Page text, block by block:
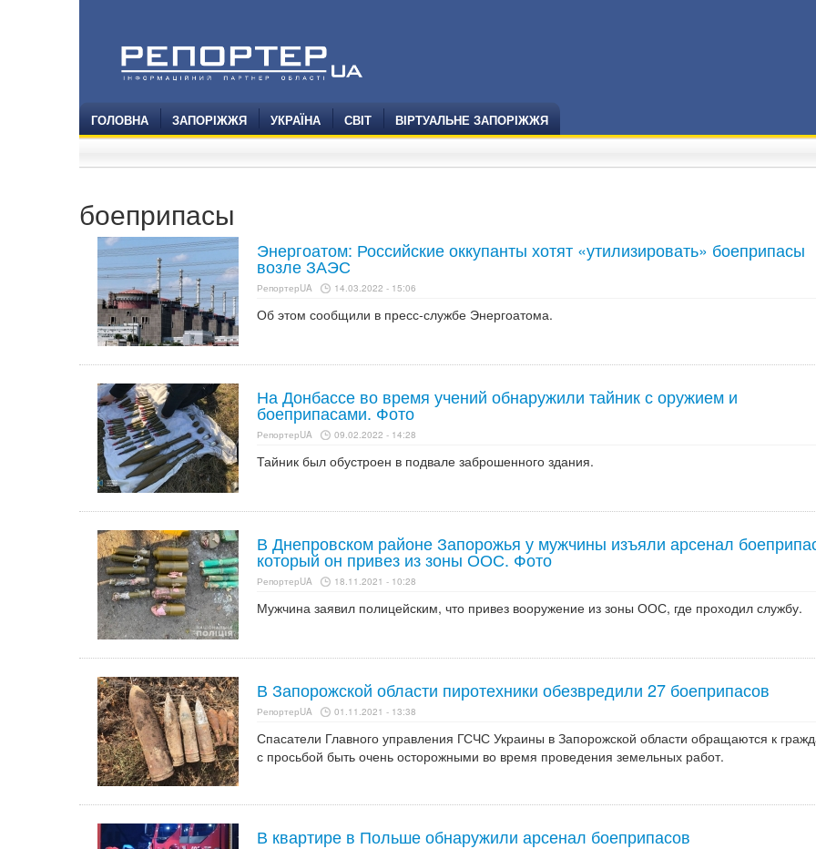
ГОЛОВНА ЗАПОРІЖЖЯ УКРАЇНА СВІТ ВІРТУАЛЬНЕ ЗАПОРІЖЖЯ
боеприпасы
Энергоатом: Российские оккупанты хотят «утилизировать» боеприпасы
возле ЗАЭС
РепортерUA 14.03.2022 - 15:06
Об этом сообщили в пресс-службе Энергоатома.
На Донбассе во время учений обнаружили тайник с оружием и
боеприпасами. Фото
РепортерUA 09.02.2022 - 14:28
Тайник был обустроен в подвале заброшенного здания.
В Днепровском районе Запорожья у мужчины изъяли арсенал
который он привез из зоны ООС. Фото
РепортерUA 18.11.2021 - 10:28
Мужчина заявил полицейским, что привез вооружение из зоны ООС, где проходил службу.
В Запорожской области пиротехники обезвредили 27 боеприпасов
РепортерUA 01.11.2021 - 13:38
Спасатели Главного управления ГСЧС Украины в Запорожской области обращаются к
с просьбой быть очень осторожными во время проведения земельных работ.
В квартире в Польше обнаружили арсенал боеприпасов